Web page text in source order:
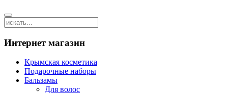
Интернет магазин
Крымская косметика
Подарочные наборы
Бальзамы
Для волос